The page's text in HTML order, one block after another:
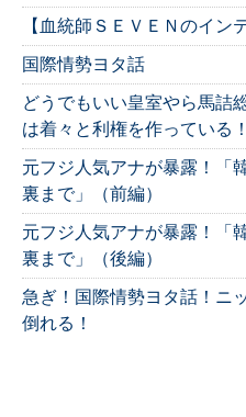
【血統師ＳＥＶＥＮのイン
国際情勢ヨタ話
どうでもいい皇室やら馬詰
は着々と利権を作っている
元フジ人気アナが暴露！「
裏まで」（前編）
元フジ人気アナが暴露！「
裏まで」（後編）
急ぎ！国際情勢ヨタ話！ニ
倒れる！